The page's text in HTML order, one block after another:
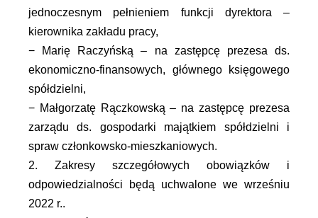
jednoczesnym pełnieniem funkcji dyrektora –
kierownika zakładu pracy,
− Marię Raczyńską – na zastępcę prezesa ds.
ekonomiczno-finansowych, głównego księgowego
spółdzielni,
− Małgorzatę Rączkowską – na zastępcę prezesa
zarządu ds. gospodarki majątkiem spółdzielni i
spraw członkowsko-mieszkaniowych.
2. Zakresy szczegółowych obowiązków i
odpowiedzialności będą uchwalone we wrześniu
2022 r..